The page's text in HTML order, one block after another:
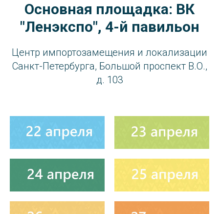
Основная площадка: ВК
"Ленэкспо", 4-й павильон
Центр импортозамещения и локализации
Санкт-Петербурга, Большой проспект В.О.,
д. 103